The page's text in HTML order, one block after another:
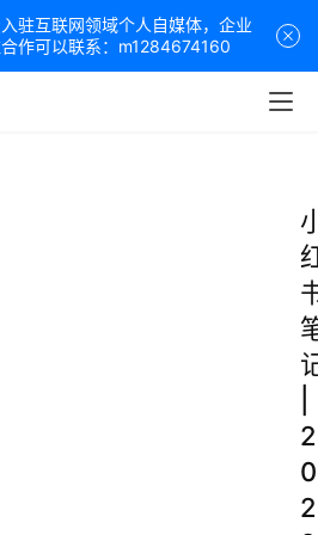
驻互联网领域个人自媒体，企业
作可以联系：m1284674160
2
0
2